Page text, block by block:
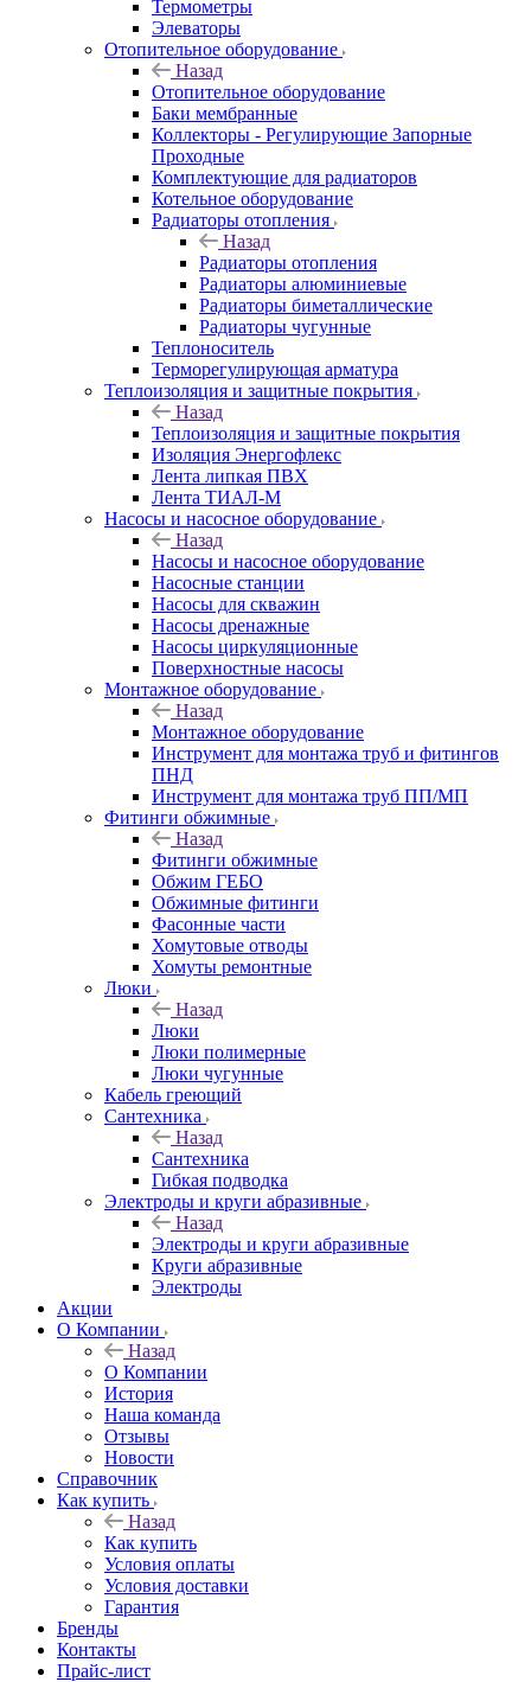
Термометры
Элеваторы
Отопительное оборудование
Назад
Отопительное оборудование
Баки мембранные
Коллекторы - Регулирующие Запорные
Проходные
Комплектующие для радиаторов
Котельное оборудование
Радиаторы отопления
Назад
Радиаторы отопления
Радиаторы алюминиевые
Радиаторы биметаллические
Радиаторы чугунные
Теплоноситель
Терморегулирующая арматура
Теплоизоляция и защитные покрытия
Назад
Теплоизоляция и защитные покрытия
Изоляция Энергофлекс
Лента липкая ПВХ
Лента ТИАЛ-М
Насосы и насосное оборудование
Назад
Насосы и насосное оборудование
Насосные станции
Насосы для скважин
Насосы дренажные
Насосы циркуляционные
Поверхностные насосы
Монтажное оборудование
Назад
Монтажное оборудование
Инструмент для монтажа труб и фитингов
ПНД
Инструмент для монтажа труб ПП/МП
Фитинги обжимные
Назад
Фитинги обжимные
Обжим ГЕБО
Обжимные фитинги
Фасонные части
Хомутовые отводы
Хомуты ремонтные
Люки
Назад
Люки
Люки полимерные
Люки чугунные
Кабель греющий
Сантехника
Назад
Сантехника
Гибкая подводка
Электроды и круги абразивные
Назад
Электроды и круги абразивные
Круги абразивные
Электроды
Акции
О Компании
Назад
О Компании
История
Наша команда
Отзывы
Новости
Справочник
Как купить
Назад
Как купить
Условия оплаты
Условия доставки
Гарантия
Бренды
Контакты
Прайс-лист